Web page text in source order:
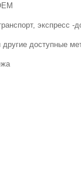
экспресс -
другие доступные